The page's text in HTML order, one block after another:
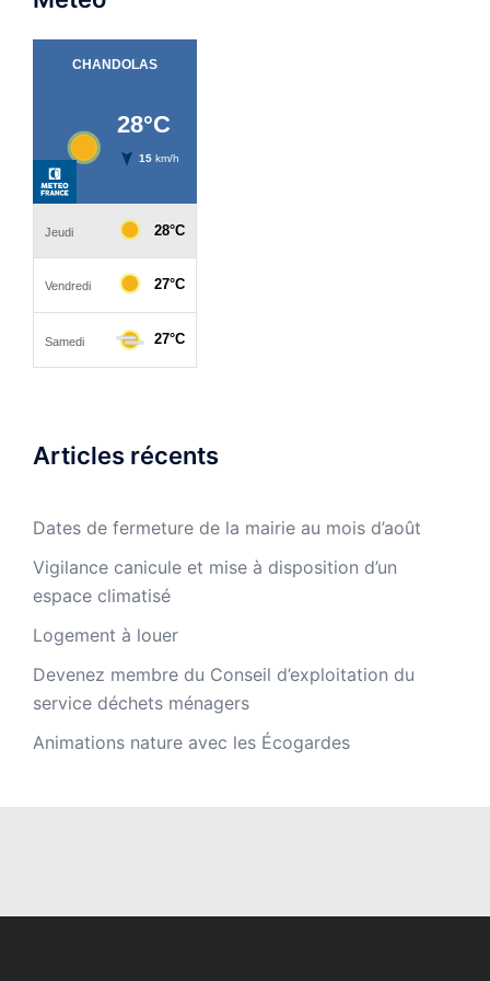
Articles récents
Dates de fermeture de la mairie au mois d’août
Vigilance canicule et mise à disposition d’un
espace climatisé
Logement à louer
Devenez membre du Conseil d’exploitation du
service déchets ménagers
Animations nature avec les Écogardes